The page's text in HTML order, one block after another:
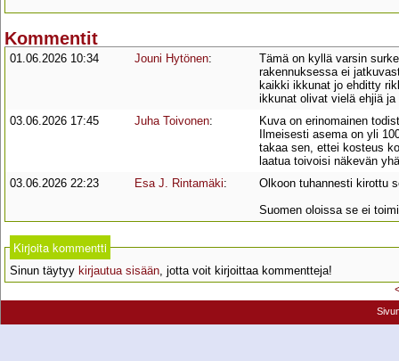
Kommentit
01.06.2026 10:34 Jouni Hytönen:
Tämä on kyllä varsin
rakennuksessa ei
kaikki ikkunat jo ehditty
ikkunat olivat vielä ehjiä
03.06.2026 17:45
Juha Toivonen:
Kuva on erinomainen
Ilmeisesti asema on yli
takaa sen, ettei kosteus
laatua toivoisi näkevän
03.06.2026 22:23
Esa J. Rintamäki:
Olkoon tuhannesti kirottu
Suomen oloissa se ei
Kirjoita kommentti
Sinun täytyy kirjautua sisään , jotta voit kirjoittaa kommentteja!